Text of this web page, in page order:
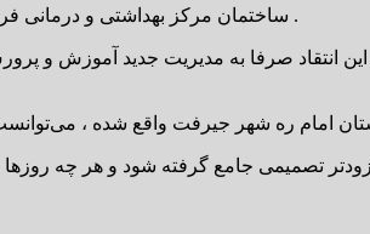
ساختمان مرکز بهداشتی و درمانی فرهنگیان شهرستان جیرفت که در سال ۱۳۹۷ به مساحت ۸۰۰ متر افتتاح گردید و دردی از جامعه فرهنگی را دوا نکرد .
این انتقاد صرفا به مدیریت جدید آموزش
تصمیمی جامع گرفته شود و هر چه